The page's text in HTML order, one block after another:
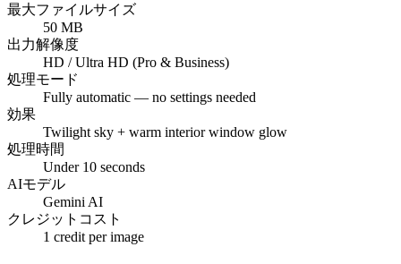
最大ファイルサイズ
50 MB
出力解像度
HD / Ultra HD (Pro & Business)
処理モード
Fully automatic — no settings needed
効果
Twilight sky + warm interior window glow
処理時間
Under 10 seconds
AIモデル
Gemini AI
クレジットコスト
1 credit per image